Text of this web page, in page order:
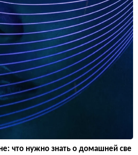
что нужно знать о домашней све